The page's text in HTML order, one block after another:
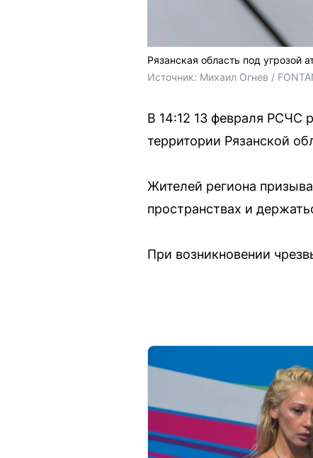
Рязанская область под угрозой
Источник: Михаил Огнев /
В 14:12 13 февраля РСЧС
территории Рязанской
Жителей региона
пространствах и
При возникновении